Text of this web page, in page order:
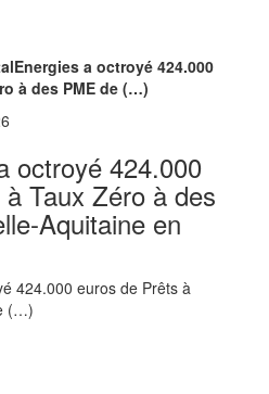
a octroyé 424.000
à des PME de (…)
octroyé 424.000
Taux Zéro à des
Aquitaine en